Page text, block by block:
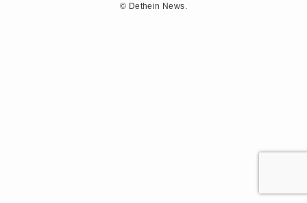
© Dethein News.